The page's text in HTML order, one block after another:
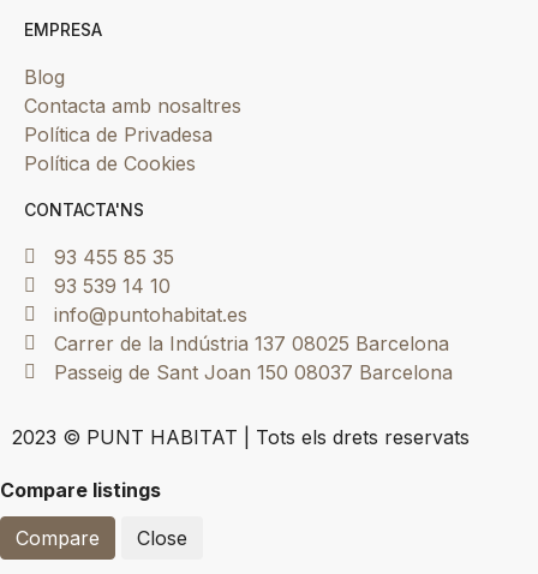
EMPRESA
Blog
Contacta amb nosaltres
Política de Privadesa
Política de Cookies
CONTACTA'NS
93 455 85 35
93 539 14 10
info@puntohabitat.es
Carrer de la Indústria 137 08025 Barcelona
Passeig de Sant Joan 150 08037 Barcelona
2023 © PUNT HABITAT | Tots els drets reservats
Compare listings
Compare
Close